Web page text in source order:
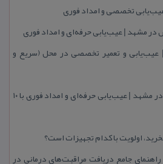
عیب‌یابی تخصصی و امداد فوری
مشهد | عیب‌یابی حرفه‌ای و امداد فوری
عیب‌یابی و تعمیر تخصصی در محل (سریع و
تعمیرگاه تخصصی كوییك در مشهد | عیب‌یابی حرفه‌ای و امداد فوری با ۱۰
جامع دریافت مراقبت‌های درمانی در